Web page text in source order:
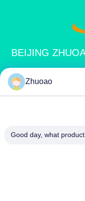
BEIJING
Zhuoao
Good day, what